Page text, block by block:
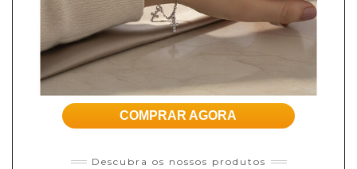
COMPRAR AGORA
Descubra os nossos produtos